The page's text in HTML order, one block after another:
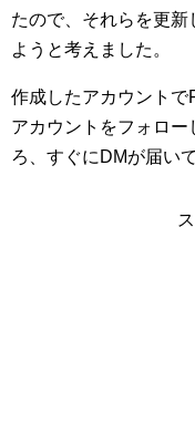
たので、それらを更
ようと考えました。
作成したアカウント
アカウントをフォロー
ろ、すぐにDMが届い